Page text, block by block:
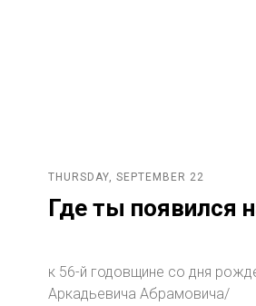
THURSDAY, SEPTEMBER 22
Где ты появился
к 56-й годовщине со дня
Аркадьевича Абрамовича/